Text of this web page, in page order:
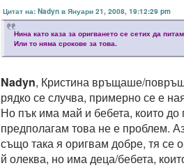
Цитат на: Nadyn в Януари 21, 2008, 19:12:29 pm
Нина като каза за оригването се сетих да
Или то няма срокове за това.
Nadyn, Кристина връщаше/
рядко се случва, примерно се е
Но пък има май и бебета, които
предполагам това не е проблем.
също така я оригвам добре, тя се
й олеква, но има деца/бебета,